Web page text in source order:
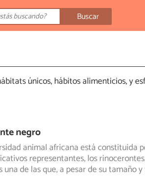
Buscar
únicos, hábitos alimenticios, y
negro
animal africana está constituida
representantes,los
una de las que, a pesar de su tamaño